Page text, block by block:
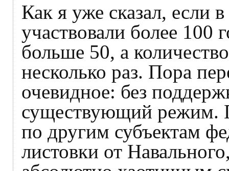
Как я уже сказал, если
участвовали более 100
больше 50, а
несколько раз. Пора
очевидное: без
существующий режим.
по другим субъектам
листовки от